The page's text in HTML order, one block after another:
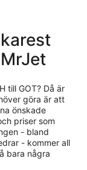
till GOT? Då är
göra är att
önskade
priser som
- bland
- kommer all
bara några